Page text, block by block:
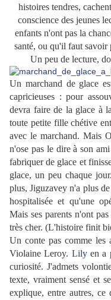
histoires tendres,
conscience des jeunes
enfants n'ont pas la
santé, ou qu'il faut savoir
Un peu de lecture,
Un marchand de glace
capricieuses : pour
devra faire de la glace à
toute petite fille chétive
avec le marchand. Mais
n'ose pas le dire à son
fabriquer de glace et
glace, un peu chaque
plus, Jiguzavey n'a plus
hospitalisée et qu'une
Mais ses parents n'ont
très cher. (L'histoire finit
Un conte pas comme les
Violaine Leroy. Lilyen a
curiosité. J'admets
texte, vraiment sensé et
explique, entre autres, ce